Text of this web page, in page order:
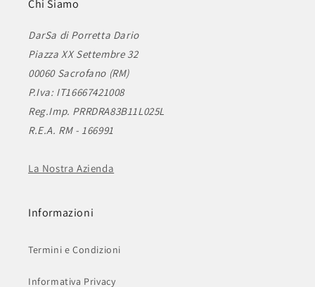
Chi Siamo
DarSa di Porretta Dario
Piazza XX Settembre 32
00060 Sacrofano (RM)
P.Iva: IT16667421008
Reg.Imp. PRRDRA83B11L025L
R.E.A. RM - 166991
La Nostra Azienda
Informazioni
Termini e Condizioni
Informativa Privacy